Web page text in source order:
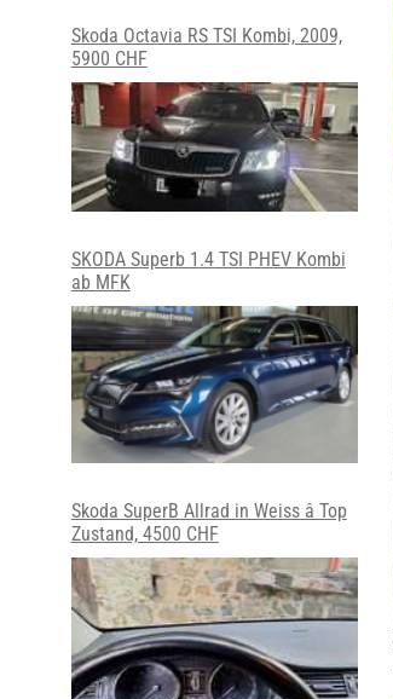
Skoda Octavia RS TSI Kombi, 2009,
5900 CHF
SKODA Superb 1.4 TSI PHEV Kombi
ab MFK
Skoda SuperB Allrad in Weiss â Top
Zustand, 4500 CHF